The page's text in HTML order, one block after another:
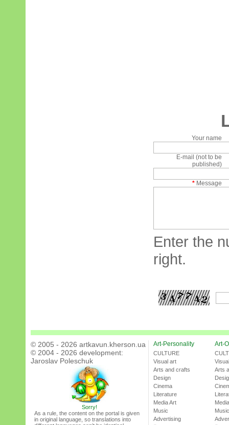
Your name
E-mail (not to be
published)
* Message
Enter the
right.
© 2005 - 2026 artkavun.kherson.ua
© 2004 - 2026 development:
Jaroslav Poleschuk
Sorry!
As a rule, the content on the portal is given
in original language, so translations into
Art-Personality
CULTURE
Visual art
Arts and crafts
Design
Cinema
Literature
Media Art
Music
Advertising
Art-
Arts
Music